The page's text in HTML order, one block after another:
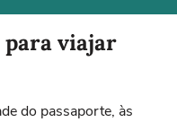
para viajar
do passaporte, às